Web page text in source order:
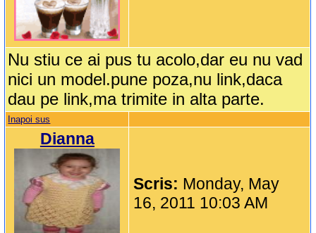
Nu stiu ce ai pus tu acolo,dar eu nu vad
nici un model.pune poza,nu link,daca
dau pe link,ma trimite in alta parte.
Inapoi sus
Dianna
Scris: Monday, May
16, 2011 10:03 AM